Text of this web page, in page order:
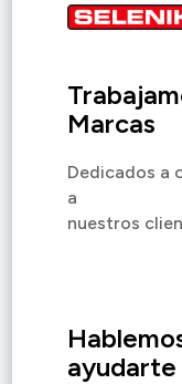
Marcas
Dedicados a
a
nuestros
ayudarte